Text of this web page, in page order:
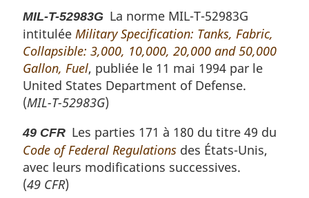
MIL-T-52983G La norme MIL-T-52983G
intitulée Military Specification: Tanks, Fabric,
Collapsible: 3,000, 10,000, 20,000 and 50,000
Gallon, Fuel, publiée le 11 mai 1994 par le
United States Department of Defense.
(MIL-T-52983G)
49 CFR Les parties 171 à 180 du titre 49 du
Code of Federal Regulations des États-Unis,
avec leurs modifications successives.
(49 CFR)